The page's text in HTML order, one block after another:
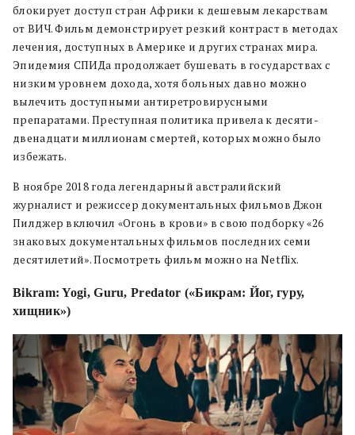
блокирует доступ стран Африки к дешевым лекарствам
от ВИЧ. Фильм демонстрирует резкий контраст в методах
лечения, доступных в Америке и других странах мира.
Эпидемия СПИДа продолжает бушевать в государствах с
низким уровнем дохода, хотя больных давно можно
вылечить доступными антиретровирусными
препаратами. Преступная политика привела к десяти-
двенадцати миллионам смертей, которых можно было
избежать.
В ноябре 2018 года легендарный австралийский
журналист и режиссер документальных фильмов Джон
Пилджер включил «Огонь в крови» в свою подборку «26
знаковых документальных фильмов последних семи
десятилетий». Посмотреть фильм можно на Netflix.
Bikram: Yogi, Guru, Predator («Бикрам: Йог, гуру,
хищник»)